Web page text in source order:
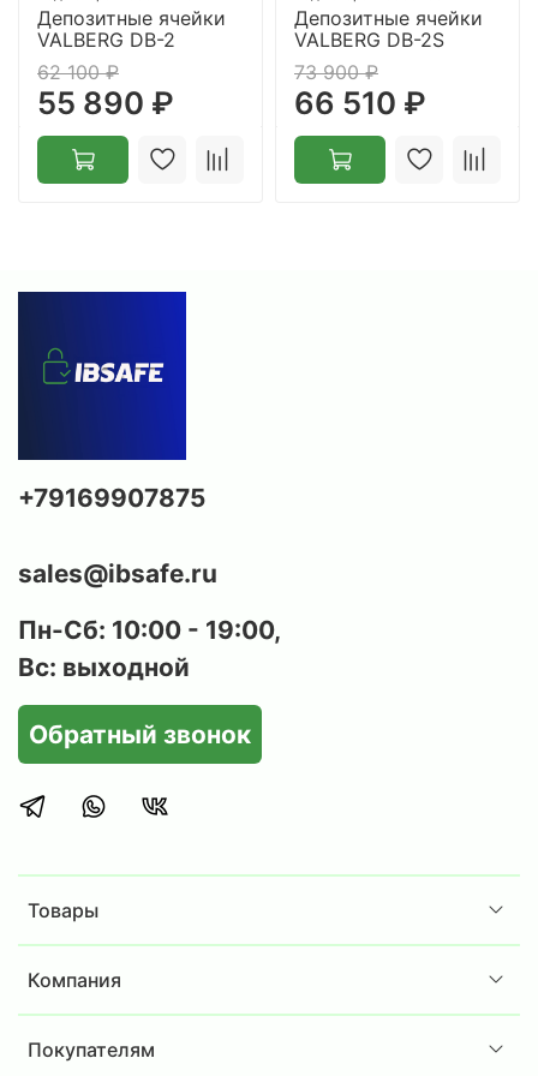
требуется двойной контроль доступа.
Внимание!
Габариты изделий приведены без учета
Депозитные ячейки
VALBERG DB-2
62 100 ₽
55 890 ₽
Депозитные ячейки
VALBERG DB-2S
73 900 ₽
66 510 ₽
Товары
Компания
Покупателям
+79169907875
sales@ibsafe.ru
Пн-Сб: 10:00 - 19:00,
Вс: выходной
Обратный звонок